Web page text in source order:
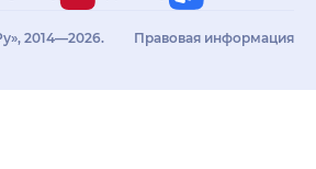
2014—2026.
Правовая информация